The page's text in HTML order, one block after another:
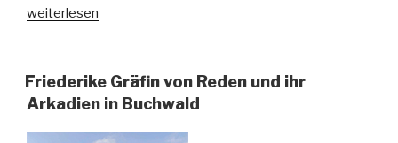
„In
der
Anderen.
weiterlesen
Friederike Gräfin von Reden und ihr
Arkadien in Buchwald